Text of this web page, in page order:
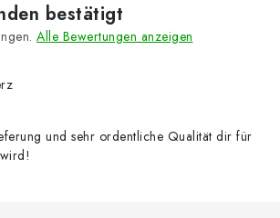
bestätigt
Alle Bewertungen anzeigen
und sehr ordentliche Qualität dir für